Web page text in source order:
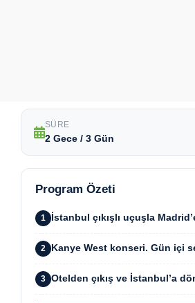
SÜRE
2 Gece / 3 Gün
Program Özeti
1 İstanbul çıkışlı uçuşla
2 Kanye West konseri. Gün içi
3 Otelden çıkış ve İstanbul’a